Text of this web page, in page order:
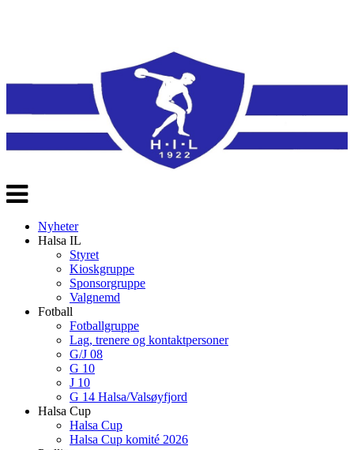
Veksle
navigasjon
Nyheter
Halsa IL
Styret
Kioskgruppe
Sponsorgruppe
Valgnemd
Fotball
Fotballgruppe
Lag, trenere og kontaktpersoner
G/J 08
G 10
J 10
G 14 Halsa/Valsøyfjord
Halsa Cup
Halsa Cup
Halsa Cup komité 2026